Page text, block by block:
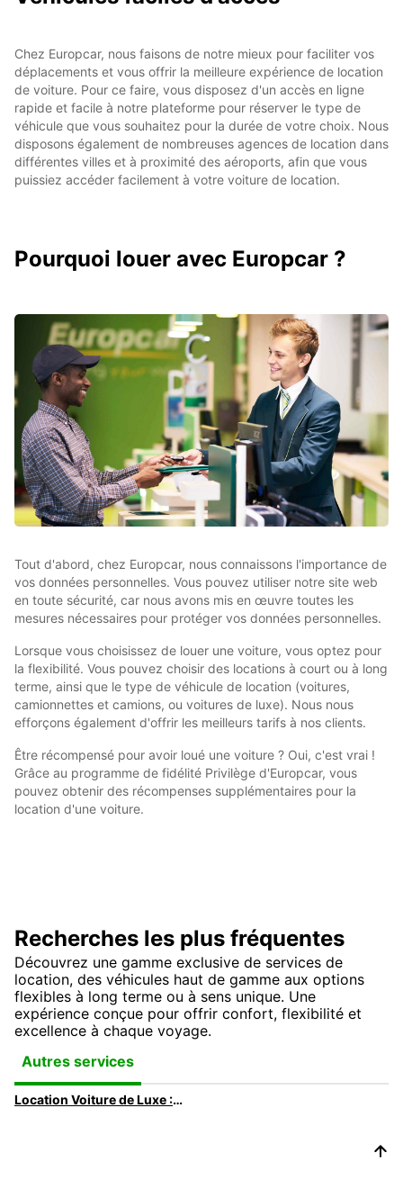
Chez Europcar, nous faisons de notre mieux pour faciliter vos
déplacements et vous offrir la meilleure expérience de location
de voiture. Pour ce faire, vous disposez d'un accès en ligne
rapide et facile à notre plateforme pour réserver le type de
véhicule que vous souhaitez pour la durée de votre choix. Nous
disposons également de nombreuses agences de location dans
différentes villes et à proximité des aéroports, afin que vous
puissiez accéder facilement à votre voiture de location.
Pourquoi louer avec Europcar ?
Tout d'abord, chez Europcar, nous connaissons l'importance de
vos données personnelles. Vous pouvez utiliser notre site web
en toute sécurité, car nous avons mis en œuvre toutes les
mesures nécessaires pour protéger vos données personnelles.
Lorsque vous choisissez de louer une voiture, vous optez pour
la flexibilité. Vous pouvez choisir des locations à court ou à long
terme, ainsi que le type de véhicule de location (voitures,
camionnettes et camions, ou voitures de luxe). Nous nous
efforçons également d'offrir les meilleurs tarifs à nos clients.
Être récompensé pour avoir loué une voiture ? Oui, c'est vrai !
Grâce au programme de fidélité Privilège d'Europcar, vous
pouvez obtenir des récompenses supplémentaires pour la
location d'une voiture.
Recherches les plus fréquentes
Découvrez une gamme exclusive de services de
location, des véhicules haut de gamme aux options
flexibles à long terme ou à sens unique. Une
expérience conçue pour offrir confort, flexibilité et
excellence à chaque voyage.
Autres services
Location Voiture de Luxe : Louez la voiture de vos rêves